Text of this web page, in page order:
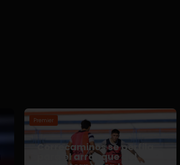
Premier
Correcaminos se perfila
para el arranque del